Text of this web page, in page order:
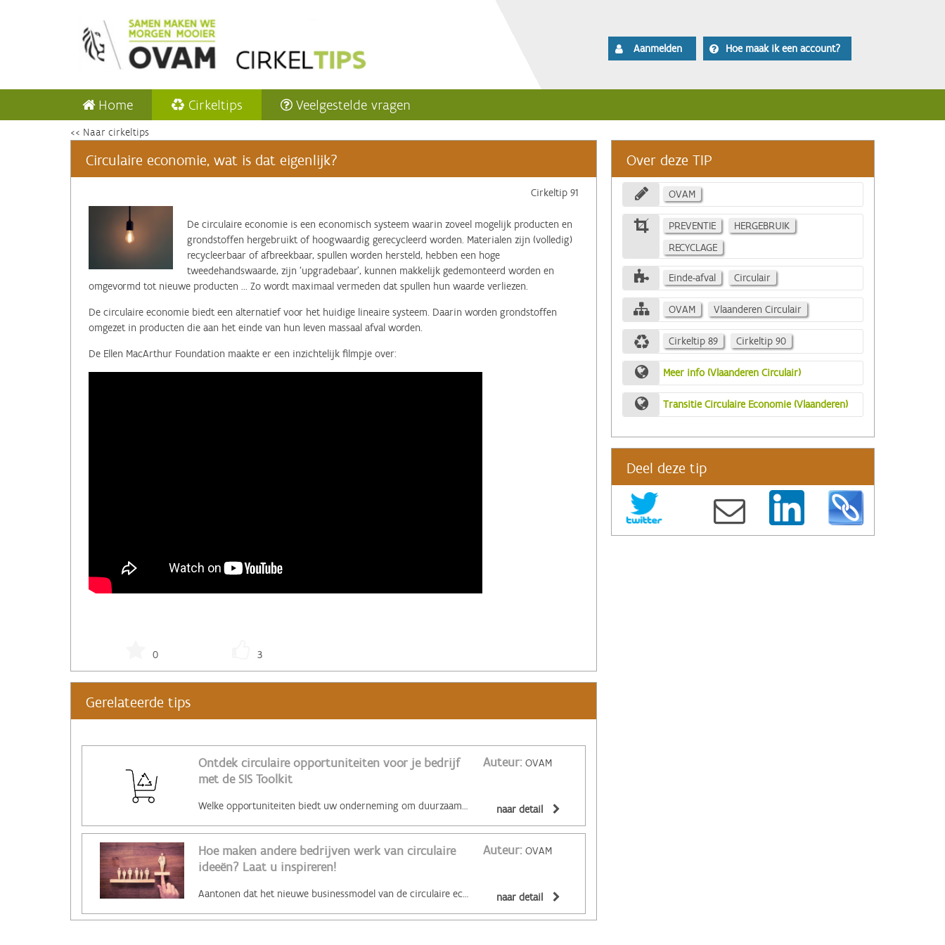
Aanmelden Hoe maak ik een account?
Home Cirkeltips Veelgestelde vragen
<< Naar cirkeltips
Circulaire economie, wat is dat eigenlijk?
Cirkeltip 91
‌De circulaire economie is een economisch systeem waarin zoveel mogelijk producten en
grondstoffen hergebruikt of hoogwaardig gerecycleerd worden. Materialen zijn (volledig)
recycleerbaar of afbreekbaar, spullen worden hersteld, hebben een hoge
tweedehandswaarde, zijn ‘upgradebaar’, kunnen makkelijk gedemonteerd worden en
omgevormd tot nieuwe producten ... Zo wordt maximaal vermeden dat spullen hun waarde verliezen.
De circulaire economie biedt een alternatief voor het huidige lineaire systeem. Daarin worden grondstoffen
omgezet in producten die aan het einde van hun leven massaal afval worden.
De Ellen MacArthur Foundation maakte er een inzichtelijk filmpje over:
0 3
Gerelateerde tips
Ontdek circulaire opportuniteiten voor je bedrijf
met de SIS Toolkit
Auteur: OVAM
naar detail
Hoe maken andere bedrijven werk van circulaire
ideeën? Laat u inspireren!
Auteur: OVAM
naar detail
Over deze TIP
OVAM
PREVENTIE
HERGEBRUIK
RECYCLAGE
Einde-afval Circulair
OVAM Vlaanderen Circulair
Cirkeltip 89 Cirkeltip 90
Meer info (Vlaanderen Circulair)
Transitie Circulaire Economie (Vlaanderen)
Deel deze tip